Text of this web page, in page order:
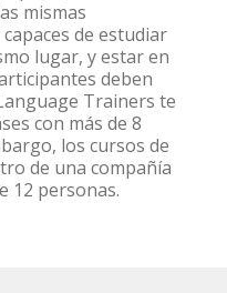
mismas
de estudiar
lugar, y estar en
deben
Trainers te
con más de 8
los cursos de
de una compañía
12 personas.